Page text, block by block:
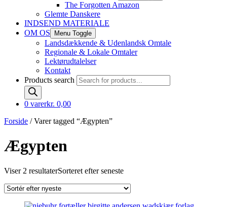
The Forgotten Amazon
Glemte Danskere
INDSEND MATERIALE
OM OS
Menu Toggle
Landsdækkende & Udenlandsk Omtale
Regionale & Lokale Omtaler
Lektørudtalelser
Kontakt
Products search
0 varerkr. 0,00
Forside / Varer tagged “Ægypten”
Ægypten
Viser 2 resultaterSorteret efter seneste